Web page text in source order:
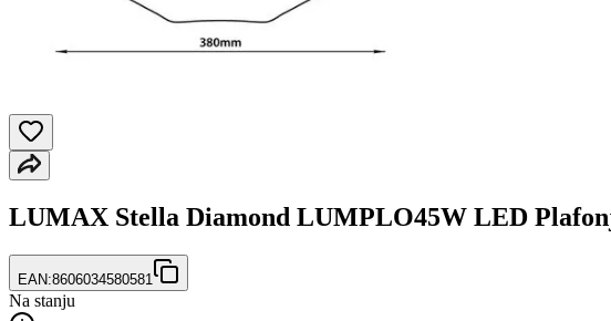
LUMAX Stella Diamond LUMPLO45W LED
EAN:8606034580581
Na stanju